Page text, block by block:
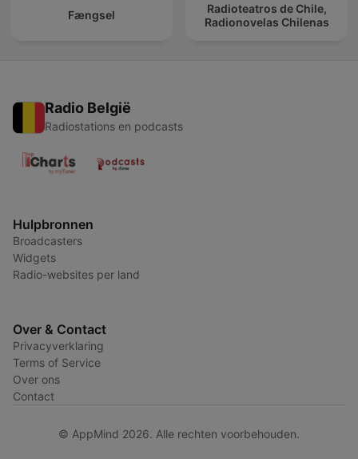
Fængsel
Radioteatros de Chile,
Radionovelas Chilenas
Radio België
Radiostations en podcasts
Hulpbronnen
Broadcasters
Widgets
Radio-websites per land
Over & Contact
Privacyverklaring
Terms of Service
Over ons
Contact
© AppMind 2026. Alle rechten voorbehouden.